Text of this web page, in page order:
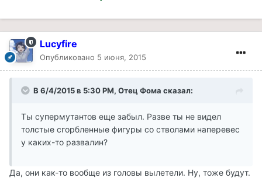
Lucyfire
Опубликовано 5 июня, 2015
В 6/4/2015 в 5:30 PM, Отец Фома сказал:
Ты супермутантов еще забыл. Разве ты не видел
толстые сгорбленные фигуры со стволами наперевес
у каких-то развалин?
Да, они как-то вообще из головы вылетели. Ну, тоже будут.